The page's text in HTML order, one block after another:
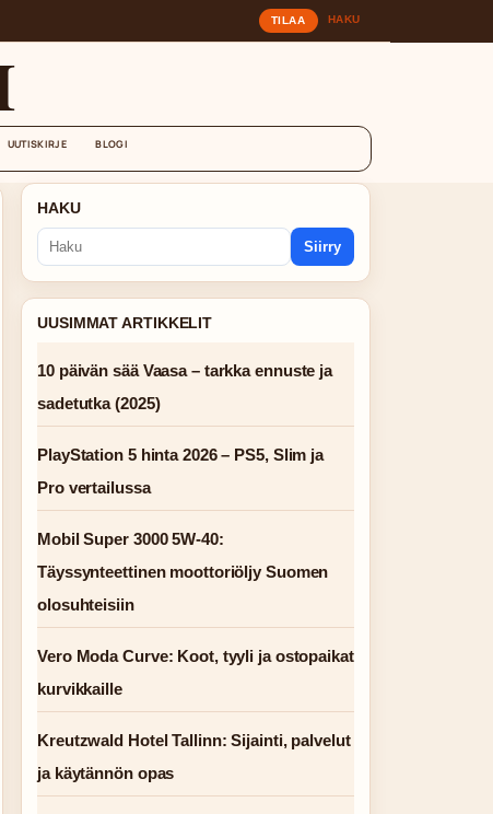
TILAA HAKU
UUTISKIRJE BLOGI
HAKU
Siirry
UUSIMMAT ARTIKKELIT
10 päivän sää Vaasa – tarkka ennuste ja
sadetutka (2025)
PlayStation 5 hinta 2026 – PS5, Slim ja
Pro vertailussa
Mobil Super 3000 5W-40:
Täyssynteettinen moottoriöljy Suomen
olosuhteisiin
Vero Moda Curve: Koot, tyyli ja ostopaikat
kurvikkaille
Kreutzwald Hotel Tallinn: Sijainti, palvelut
ja käytännön opas